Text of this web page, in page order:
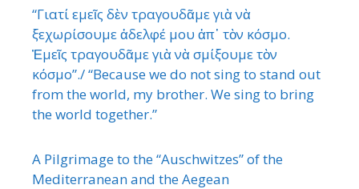
“Γιατί εμεῖς δὲν τραγουδᾶμε γιὰ νὰ
ξεχωρίσουμε ἀδελφέ μου ἀπ᾿ τὸν κόσμο.
Ἐμεῖς τραγουδᾶμε γιὰ νὰ σμίξουμε τὸν
κόσμο”./ “Because we do not sing to stand out
from the world, my brother. We sing to bring
the world together.”
A Pilgrimage to the “Auschwitzes” of the
Mediterranean and the Aegean